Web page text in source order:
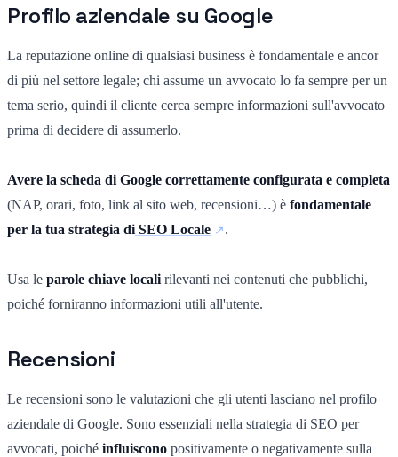
Profilo aziendale su Google
La reputazione online di qualsiasi business è fondamentale e ancor
di più nel settore legale; chi assume un avvocato lo fa sempre per un
tema serio, quindi il cliente cerca sempre informazioni sull'avvocato
prima di decidere di assumerlo.
Avere la scheda di Google correttamente configurata e completa
(NAP, orari, foto, link al sito web, recensioni…) è fondamentale
per la tua strategia di SEO Locale .
Usa le parole chiave locali rilevanti nei contenuti che pubblichi,
poiché forniranno informazioni utili all'utente.
Recensioni
Le recensioni sono le valutazioni che gli utenti lasciano nel profilo
aziendale di Google. Sono essenziali nella strategia di SEO per
avvocati, poiché influiscono positivamente o negativamente sulla